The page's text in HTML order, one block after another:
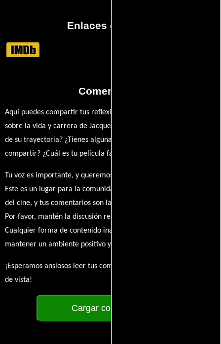
Enlaces externos
Comentarios
Aquí puedes compartir tus reflexiones, anécdotas y opiniones
sobre la vida y carrera de Jacques Fonteray. ¿Qué te ha inspirado
de su trayectoria? ¿Tienes alguna anécdota personal que desees
compartir? ¿Cuál es tu película favorita en la que ha participado?
Tu voz es importante, y queremos escuchar tus pensamientos.
Este es un lugar para la comunidad de admiradores y amantes
del cine, y tus comentarios son la esencia de esta conversación.
Por favor, mantén la discusión respetuosa y constructiva.
Cualquier forma de contenido inapropiado será eliminado para
mantener un ambiente positivo y enriquecedor para todos.
¡Esperamos ansiosos leer tus comentarios y conocer tus puntos
de vista!
Cargar comentarios